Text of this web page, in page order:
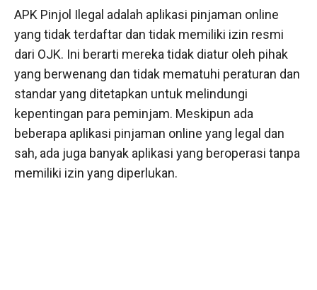
APK Pinjol Ilegal adalah aplikasi pinjaman online
yang tidak terdaftar dan tidak memiliki izin resmi
dari OJK. Ini berarti mereka tidak diatur oleh pihak
yang berwenang dan tidak mematuhi peraturan dan
standar yang ditetapkan untuk melindungi
kepentingan para peminjam. Meskipun ada
beberapa aplikasi pinjaman online yang legal dan
sah, ada juga banyak aplikasi yang beroperasi tanpa
memiliki izin yang diperlukan.